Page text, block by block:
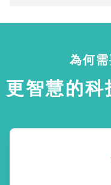
為何
更智慧的科